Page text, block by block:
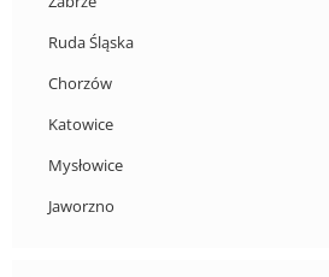
Ruda Śląska
Chorzów
Katowice
Mysłowice
Jaworzno